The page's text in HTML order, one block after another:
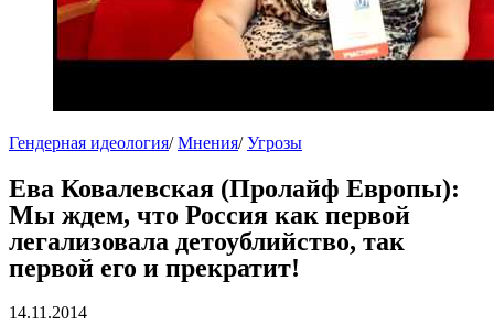
Гендерная идеология/Мнения/Угрозы
Ева Ковалевская (Пролайф Европы):
Мы ждем, что Россия как первой
легализовала детоублийство, так
первой его и прекратит!
14.11.2014